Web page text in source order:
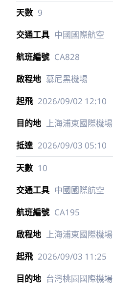
9
中國國際航空
CA828
慕尼黑機場
2026/09/02 12:10
上海浦東國際機場
2026/09/03 05:10
10
中國國際航空
CA195
上海浦東國際機場
2026/09/03 11:25
台灣桃園國際機場